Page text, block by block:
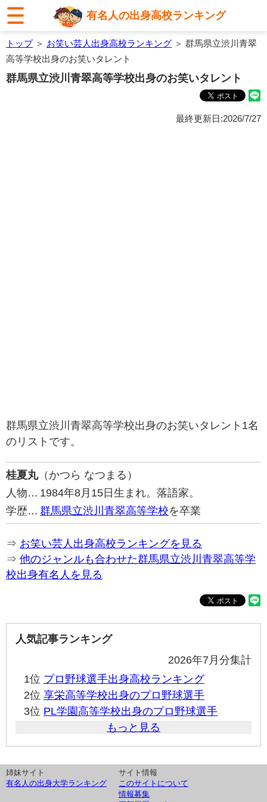
有名人の出身高校ランキング
トップ＞ お笑い芸人出身高校ランキング ＞ 群馬県立渋川青翠
高等学校出身のお笑いタレント
群馬県立渋川青翠高等学校出身のお笑いタレント
最終更新日:2026/7/27
群馬県立渋川青翠高等学校出身のお笑いタレント1名
のリストです。
桂夏丸（かつら なつまる）
人物… 1984年8月15日生まれ。落語家。
学歴… 群馬県立渋川青翠高等学校を卒業
⇒ お笑い芸人出身高校ランキングを見る
⇒ 他のジャンルも合わせた群馬県立渋川青翠高等学
校出身有名人を見る
人気記事ランキング
2026年7月分集計
1位 プロ野球選手出身高校ランキング
2位 享栄高等学校出身のプロ野球選手
3位 PL学園高等学校出身のプロ野球選手
もっと見る
姉妹サイト
有名人の出身大学ランキング
サイト情報
このサイトについて
情報募集